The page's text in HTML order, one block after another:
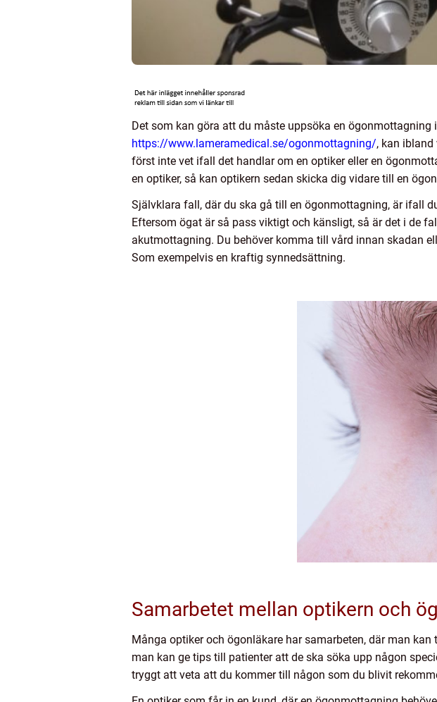
Det som kan göra att du måste uppsöka en ögonmottagning
https://www.lameramedical.se/ogonmottagning/, kan
först inte vet ifall det handlar om en optiker eller en
en optiker, så kan optikern sedan skicka dig vidare till en
Självklara fall, där du ska gå till en ögonmottagning, är ifall
Eftersom ögat är så pass viktigt och känsligt, så är det i de
akutmottagning. Du behöver komma till vård innan skadan
Som exempelvis en kraftig synnedsättning.
Samarbetet mellan optikern och
Många optiker och ögonläkare har samarbeten, där man
man kan ge tips till patienter att de ska söka upp någon
tryggt att veta att du kommer till någon som du blivit